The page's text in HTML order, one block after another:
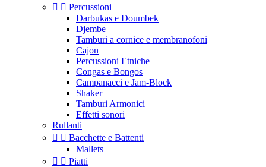
  Percussioni
Darbukas e Doumbek
Djembe
Tamburi a cornice e membranofoni
Cajon
Percussioni Etniche
Congas e Bongos
Campanacci e Jam-Block
Shaker
Tamburi Armonici
Effetti sonori
Rullanti
  Bacchette e Battenti
Mallets
  Piatti